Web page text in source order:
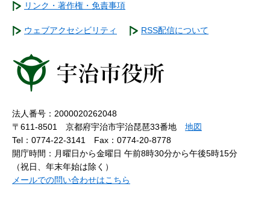
リンク・著作権・免責事項
ウェブアクセシビリティ RSS配信について
法人番号：2000020262048
〒611-8501 京都府宇治市宇治琵琶33番地 地図
Tel：0774-22-3141
Fax：0774-20-8778
開庁時間：月曜日から金曜日 午前8時30分から午後5時15分
（祝日、年末年始は除く）
メールでの問い合わせはこちら